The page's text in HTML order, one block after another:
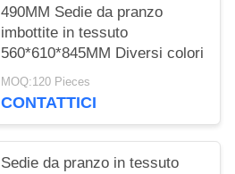
490MM Sedie da pranzo
imbottite in tessuto
560*610*845MM Diversi colori
MOQ:120 Pieces
CONTATTICI
Sedie da pranzo in tessuto